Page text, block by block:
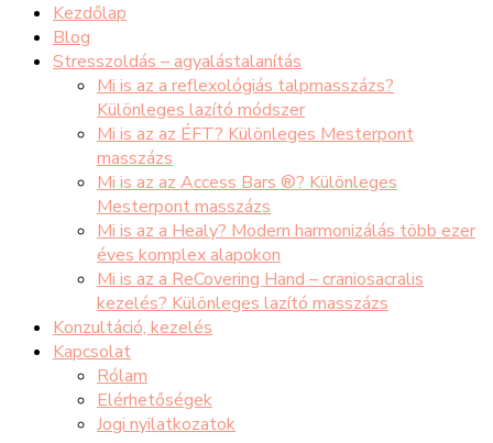
Kezdőlap
Blog
Stresszoldás – agyalástalanítás
Mi is az a reflexológiás talpmasszázs?
Különleges lazító módszer
Mi is az az ÉFT? Különleges Mesterpont
masszázs
Mi is az az Access Bars ®? Különleges
Mesterpont masszázs
Mi is az a Healy? Modern harmonizálás több ezer
éves komplex alapokon
Mi is az a ReCovering Hand – craniosacralis
kezelés? Különleges lazító masszázs
Konzultáció, kezelés
Kapcsolat
Rólam
Elérhetőségek
Jogi nyilatkozatok